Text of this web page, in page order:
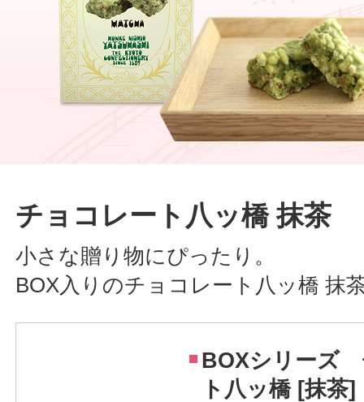
チョコレート八ッ橋 抹茶
小さな贈り物にぴったり。
BOX入りのチョコレート八ッ橋 抹
BOXシリーズ
ト八ッ橋 [抹茶]